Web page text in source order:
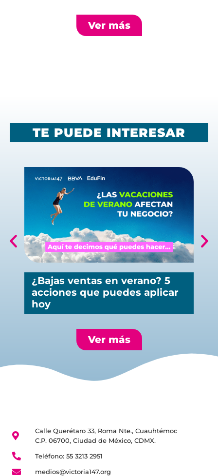
Ver más
TE PUEDE INTERESAR
¿Bajas ventas en verano? 5
acciones que puedes aplicar
hoy
Ver más
Victoria147
Calle Querétaro 33, Roma Nte., Cuauhtémoc
C.P. 06700, Ciudad de México, CDMX.
Teléfono: 55 3213 2951
medios@victoria147.org